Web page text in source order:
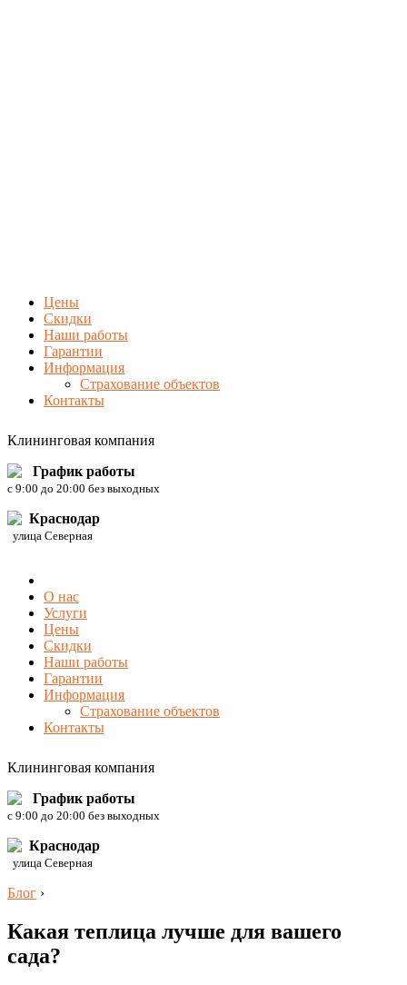
Цены
Скидки
Наши работы
Гарантии
Информация
Страхование объектов
Контакты
Клининговая компания
График работы
c 9:00 до 20:00 без выходных
Краснодар
улица Северная
О нас
Услуги
Цены
Скидки
Наши работы
Гарантии
Информация
Страхование объектов
Контакты
Клининговая компания
График работы
c 9:00 до 20:00 без выходных
Краснодар
улица Северная
Блог ›
Какая теплица лучше для вашего
сада?